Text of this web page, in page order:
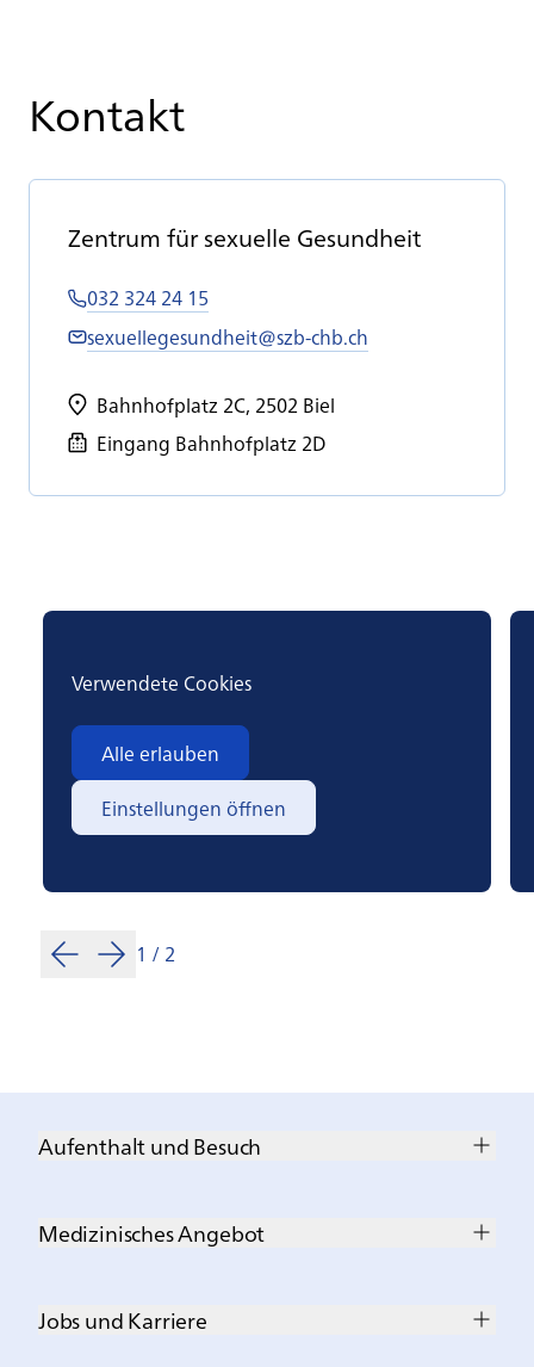
Kontakt
Zen­trum für se­xu­el­le Ge­sund­heit
032 324 24 15
sexuellegesundheit@szb-chb.ch
Bahnhofplatz 2C, 2502 Biel
Eingang Bahnhofplatz 2D
Verwendete Cookies
Alle erlauben
Einstellungen öffnen
1 / 2
Aufenthalt und Besuch
Medizinisches Angebot
Jobs und Karriere